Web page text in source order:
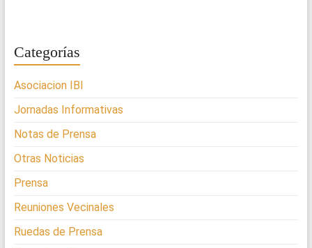
Categorías
Asociacion IBI
Jornadas Informativas
Notas de Prensa
Otras Noticias
Prensa
Reuniones Vecinales
Ruedas de Prensa